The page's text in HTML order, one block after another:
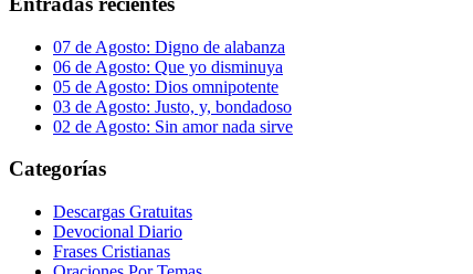
07 de Agosto: Digno de alabanza
06 de Agosto: Que yo disminuya
05 de Agosto: Dios omnipotente
03 de Agosto: Justo, y, bondadoso
02 de Agosto: Sin amor nada sirve
Categorías
Descargas Gratuitas
Devocional Diario
Frases Cristianas